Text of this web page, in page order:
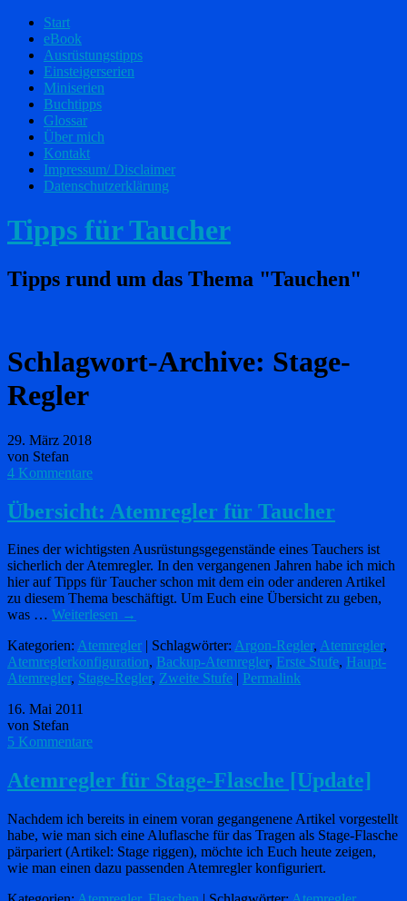
Start
eBook
Ausrüstungstipps
Einsteigerserien
Miniserien
Buchtipps
Glossar
Über mich
Kontakt
Impressum/ Disclaimer
Datenschutzerklärung
Tipps für Taucher
Tipps rund um das Thema "Tauchen"
Schlagwort-Archive: Stage-
Regler
29. März 2018
von Stefan
4 Kommentare
Übersicht: Atemregler für Taucher
Eines der wichtigsten Ausrüstungsgegenstände eines Tauchers ist
sicherlich der Atemregler. In den vergangenen Jahren habe ich mich
hier auf Tipps für Taucher schon mit dem ein oder anderen Artikel
zu diesem Thema beschäftigt. Um Euch eine Übersicht zu geben,
was … Weiterlesen →
Kategorien: Atemregler | Schlagwörter: Argon-Regler, Atemregler,
Atemreglerkonfiguration, Backup-Atemregler, Erste Stufe, Haupt-
Atemregler, Stage-Regler, Zweite Stufe
Permalink
16. Mai 2011
von Stefan
5 Kommentare
Atemregler für Stage-Flasche [Update]
Nachdem ich bereits in einem voran gegangenene Artikel vorgestellt
habe, wie man sich eine Aluflasche für das Tragen als Stage-Flasche
pärpariert (Artikel: Stage riggen), möchte ich Euch heute zeigen,
wie man einen dazu passenden Atemregler konfiguriert.